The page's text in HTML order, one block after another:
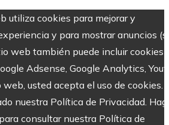
utiliza cookies para mejorar y
y para mostrar anuncios
web también puede incluir cookies
Adsense, Google Analytics,
usted acepta el uso de cookies.
nuestra Política de Privacidad.
consultar nuestra Política de